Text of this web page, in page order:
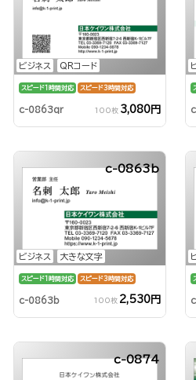
ビジネス QRコード
スピード1時間対応 スピード3時間対応
c-0863qr 100枚 3,080円
ビジネス 大きな文字
c-0863b
スピード1時間対応 スピード3時間対応
c-0863b 100枚 2,530円
c-0874